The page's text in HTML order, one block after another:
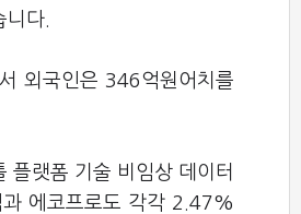
다.
외국인은 346억원어치를
플랫폼 기술 비임상 데이터
에코프로도 각각 2.47%